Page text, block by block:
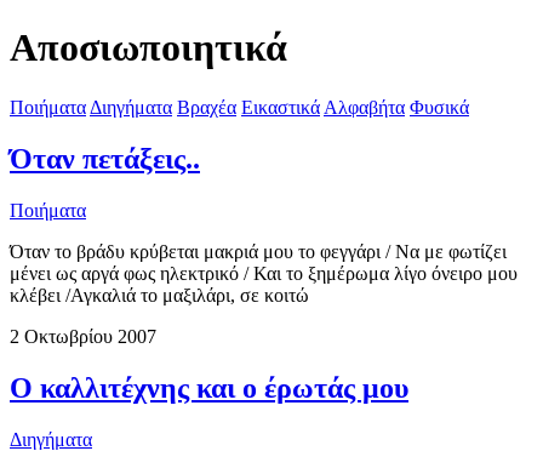
Αποσιωποιητικά
Ποιήματα Διηγήματα Βραχέα Εικαστικά Αλφαβήτα Φυσικά
Όταν πετάξεις..
Ποιήματα
Όταν το βράδυ κρύβεται μακριά μου το φεγγάρι / Να με φωτίζει
μένει ως αργά φως ηλεκτρικό / Και το ξημέρωμα λίγο όνειρο μου
κλέβει /Αγκαλιά το μαξιλάρι, σε κοιτώ
2 Οκτωβρίου 2007
Ο καλλιτέχνης και ο έρωτάς μου
Διηγήματα